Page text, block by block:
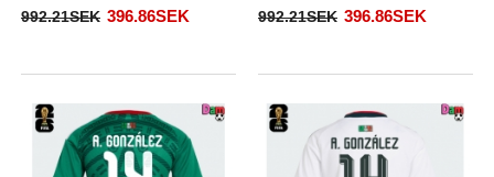
992.21SEK 396.86SEK 992.21SEK 396.86SEK